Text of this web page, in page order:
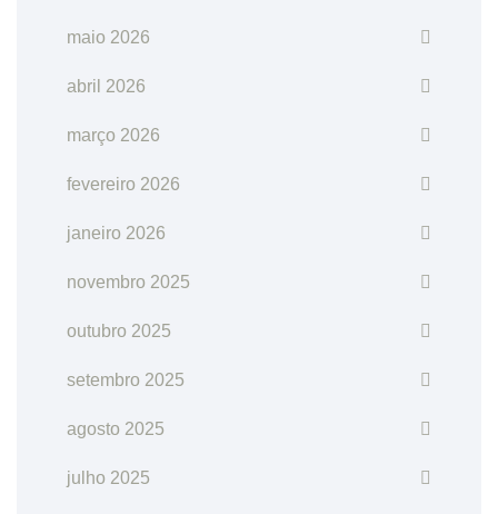
maio 2026
abril 2026
março 2026
fevereiro 2026
janeiro 2026
novembro 2025
outubro 2025
setembro 2025
agosto 2025
julho 2025